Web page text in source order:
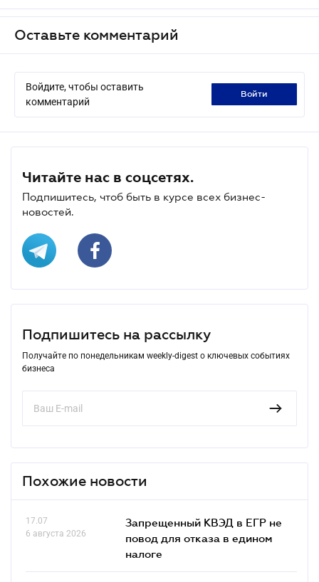
Оставьте комментарий
Войдите, чтобы оставить
комментарий
войти
Читайте нас в соцсетях.
Подпишитесь, чтоб быть в курсе всех бизнес-
новостей.
Подпишитесь на рассылку
Получайте по понедельникам weekly-digest о ключевых событиях
бизнеса
Похожие новости
17.07
6 августа 2026
Запрещенный КВЭД в ЕГР не
повод для отказа в едином
налоге